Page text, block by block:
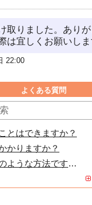
取りました。あり
は宜しくお願いしま
22:00
よくある質問
とはできますか？
かりますか？
代金の支払いはどのような方法ですか？